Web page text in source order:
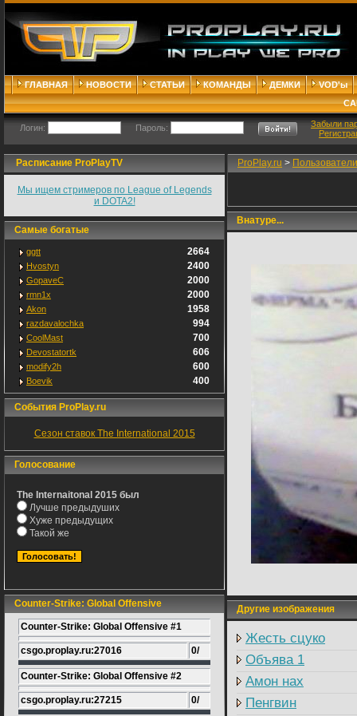
ГЛАВНАЯ НОВОСТИ СТАТЬИ КОМАНДЫ ДЕМКИ
VOD'ы
Логин: Пароль:
Забыли
Расписание ProPlayTV
Мы ищем стримеров по League of Legends
и DOTA2!
Самые богатые
ggtt 2664
Hvostyn 2400
GopaveC 2000
rmn1x 2000
Akon 1958
razdavalochka 994
CoolMast 700
Devostatortk 606
modify2h 600
Boevik 400
События ProPlay.ru
Сезон ставок The International 2015
Голосование
The Internaitonal 2015 был
Лучше предыдуших
Хуже предыдущих
Такой же
Counter-Strike: Global Offensive
Counter-Strike: Global Offensive #1
csgo.proplay.ru:27016 0/
Counter-Strike: Global Offensive #2
csgo.proplay.ru:27215 0/
ProPlay.ru > Пользователи
Внатуре...
Другие изображения
Жесть сцуко
Объява 1
Амон нах
Пенгвин